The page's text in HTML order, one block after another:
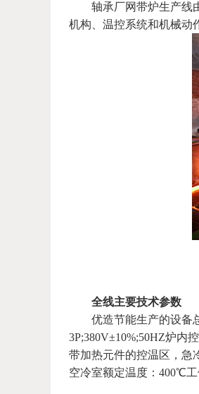
轴承厂网带炉生产线由
机构、温控系统和机械动
全线主要技术参数
优造节能生产的设备
3P;380V±10%;50HZ炉内
带加热元件的控温区，急
空冷室额定温度：400℃